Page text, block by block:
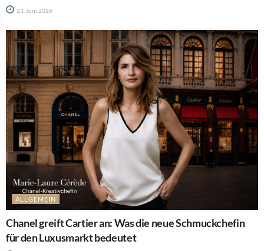
23. Juni 2026
ALLGEMEIN
Chanel greift Cartier an: Was die neue Schmuckchefin
für den Luxusmarkt bedeutet